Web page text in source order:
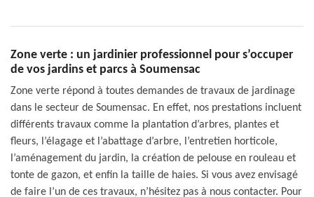
Zone verte : un jardinier professionnel pour s’occuper
de vos jardins et parcs à Soumensac
Zone verte répond à toutes demandes de travaux de jardinage
dans le secteur de Soumensac. En effet, nos prestations incluent
différents travaux comme la plantation d’arbres, plantes et
fleurs, l’élagage et l’abattage d’arbre, l’entretien horticole,
l’aménagement du jardin, la création de pelouse en rouleau et
tonte de gazon, et enfin la taille de haies. Si vous avez envisagé
de faire l’un de ces travaux, n’hésitez pas à nous contacter. Pour